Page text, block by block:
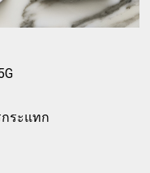
ระแทก